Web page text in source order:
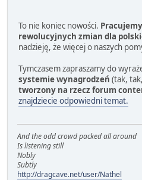
To nie koniec nowości.
rewolucyjnych zmian dla
nadzieję, że więcej o naszych
Tymczasem zapraszamy do
systemie wynagrodzeń (tak,
tworzony na rzecz forum
znajdziecie odpowiedni temat.
And the odd crowd packed all around
Is listening still
Nobly
Subtly
http://dragcave.net/user/Nathel